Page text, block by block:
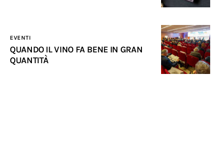
EVENTI
QUANDO IL VINO FA BENE IN GRAN
QUANTITÀ